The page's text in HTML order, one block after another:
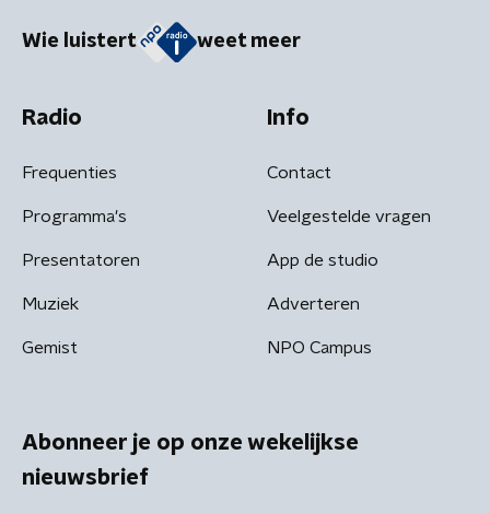
Wie luistert weet meer
Radio
Frequenties
Programma's
Presentatoren
Muziek
Gemist
Info
Contact
Veelgestelde vragen
App de studio
Adverteren
NPO Campus
Abonneer je op onze wekelijkse
nieuwsbrief